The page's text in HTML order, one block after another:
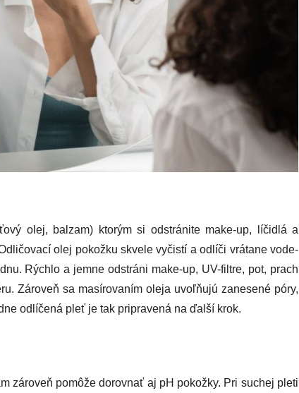
olej, balzam) ktorým si odstránite make-up, líčidlá a
olej pokožku skvele vyčistí a odlíči vrátane vode-
Rýchlo a jemne odstráni make-up, UV-filtre, pot, prach
Zároveň sa masírovaním oleja uvoľňujú zanesené póry,
odlíčená pleť je tak pripravená na ďalší krok.
zároveň pomôže dorovnať aj pH pokožky. Pri suchej pleti